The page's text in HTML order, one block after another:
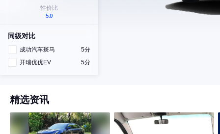
同级对比
成功汽车斑马
5分
开瑞优优EV
5分
精选资讯